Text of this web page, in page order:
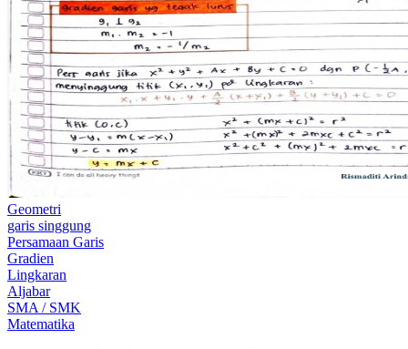
Geometri
garis singgung
Persamaan Garis
Gradien
Lingkaran
Aljabar
SMA / SMK
Matematika